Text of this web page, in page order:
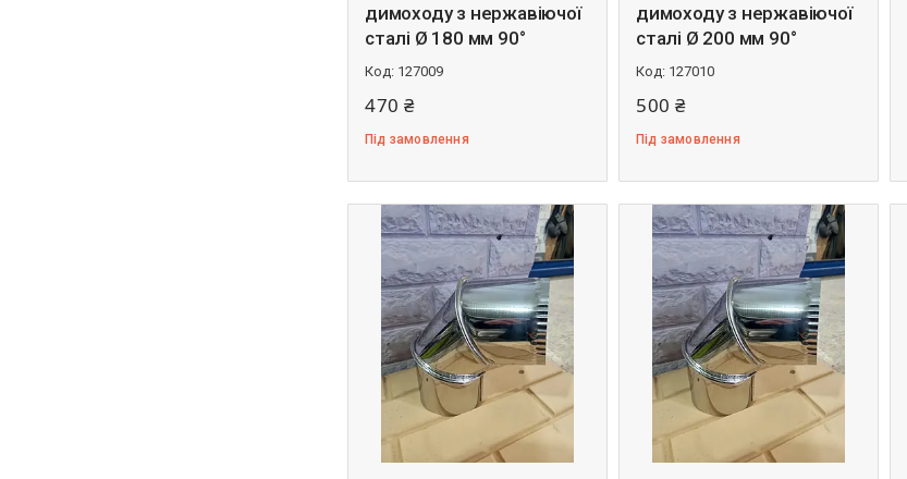
димоходу з нержавіючої
сталі Ø 180 мм 90°
127009
470 ₴
Під замовлення
димоходу з нержавіючої
сталі Ø 200 мм 90°
127010
500 ₴
Під замовлення